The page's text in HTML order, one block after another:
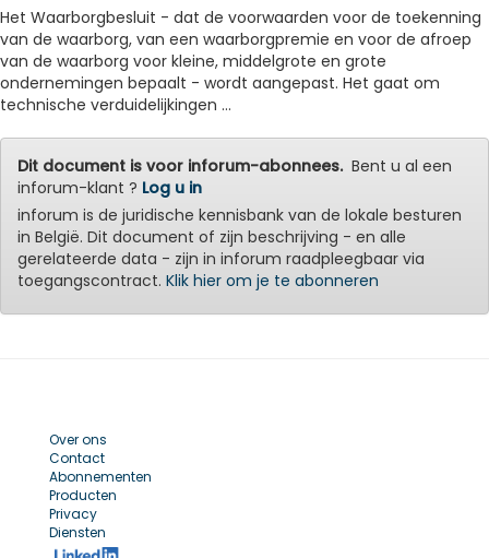
Het Waarborgbesluit - dat de voorwaarden voor de toekenning
van de waarborg, van een waarborgpremie en voor de afroep
van de waarborg voor kleine, middelgrote en grote
ondernemingen bepaalt - wordt aangepast. Het gaat om
technische verduidelijkingen ...
Dit document is voor inforum-abonnees.Bent u al een
inforum-klant ? Log u in
inforum is de juridische kennisbank van de lokale besturen
in België. Dit document of zijn beschrijving - en alle
gerelateerde data - zijn in inforum raadpleegbaar via
toegangscontract. Klik hier om je te abonneren
Over ons
Contact
Abonnementen
Producten
Privacy
Diensten